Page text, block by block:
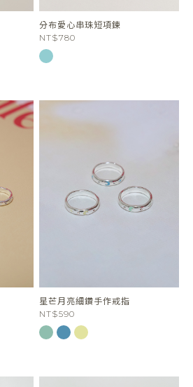
分布愛心串珠短項鍊
NT$780
星芒月亮細鑽手作戒指
NT$590